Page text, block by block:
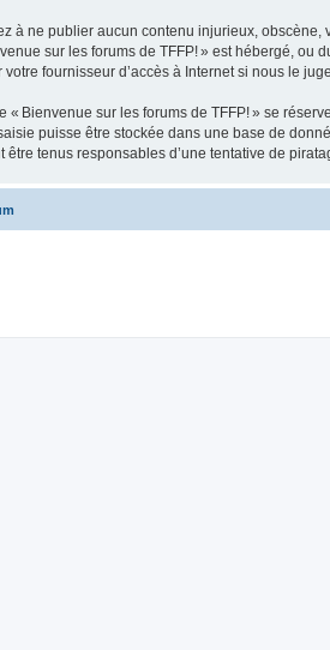
à ne publier aucun contenu injurieux,
sur les forums de TFFP! » est hébergé,
votre fournisseur d’accès à Internet si nous le
« Bienvenue sur les forums de TFFP! » se
puisse être stockée dans une base de
être tenus responsables d’une tentative de